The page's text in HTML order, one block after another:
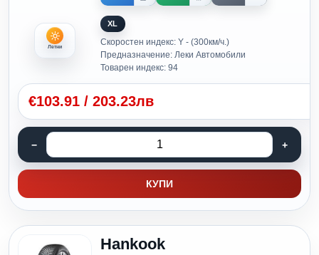
Летни
XL
Скоростен индекс: Y - (300км/ч.)
Предназначение: Леки Автомобили
Товарен индекс: 94
€103.91 / 203.23лв
КУПИ
Hankook